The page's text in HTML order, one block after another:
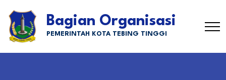
Bagian Organisasi
PEMERINTAH KOTA TEBING TINGGI